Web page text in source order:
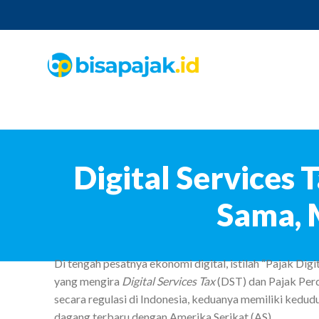
Digital Services
Sama,
Di tengah pesatnya ekonomi digital, istilah “Pajak
yang mengira Digital Services Tax(DST) dan Pajak
secara regulasi di Indonesia, keduanya memiliki